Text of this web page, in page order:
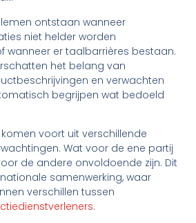
ontstaan wanneer
niet helder worden
wanneer er taalbarrières bestaan.
het belang van
en verwachten
begrijpen wat bedoeld
voort uit verschillende
Wat voor de ene partij
de andere onvoldoende zijn. Dit
samenwerking, waar
verschillen tussen
.